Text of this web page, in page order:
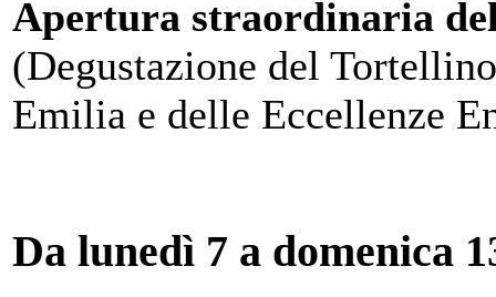
Apertura straordinaria
(Degustazione del
Emilia e delle Eccellenze
Da lunedì 7 a domenica